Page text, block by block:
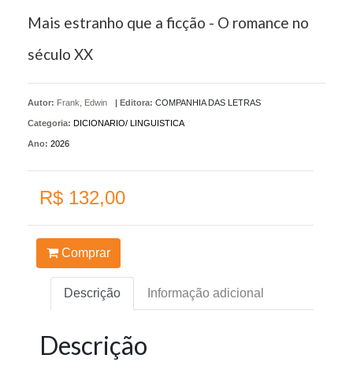
Mais estranho que a ficção - O romance no
século XX
Autor: Frank, Edwin | Editora: COMPANHIA DAS LETRAS
Categoria: DICIONARIO/ LINGUISTICA
Ano: 2026
R$ 132,00
Comprar
Descrição Informação adicional
Descrição